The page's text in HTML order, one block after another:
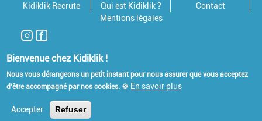
Kidiklik Recrute Qui est Kidiklik ?
Contact
Mentions légales
Bienvenue chez Kidiklik !
Nous vous dérangeons un petit instant pour nous assurer que vous acceptez
d'être accompagné par nos cookies. 🍪 En savoir plus
Accepter Refuser